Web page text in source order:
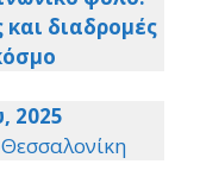
και διαδρομές
2025